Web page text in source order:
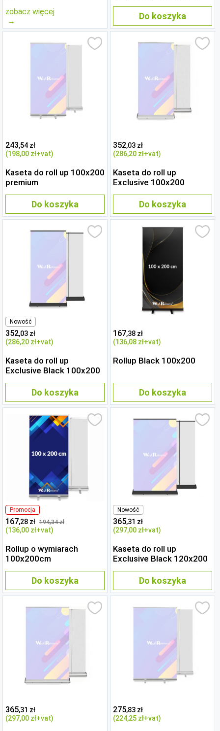
zobacz więcej Do koszyka
243,54 zł
(198,00 zł+vat)
Kaseta do roll up 100x200
premium
Do koszyka
352,03 zł
(286,20 zł+vat)
Kaseta do roll up
Exclusive 100x200
Do koszyka
Nowość
352,03 zł
(286,20 zł+vat)
Kaseta do roll up
Exclusive Black 100x200
Do koszyka
167,38 zł
(136,08 zł+vat)
Rollup Black 100x200
Do koszyka
Promocja
167,28 zł 194,34 zł
(136,00 zł+vat)
Rollup o wymiarach
100x200cm
Do koszyka
Nowość
365,31 zł
(297,00 zł+vat)
Kaseta do roll up
Exclusive Black 120x200
Do koszyka
365,31 zł
(297,00 zł+vat)
275,83 zł
(224,25 zł+vat)